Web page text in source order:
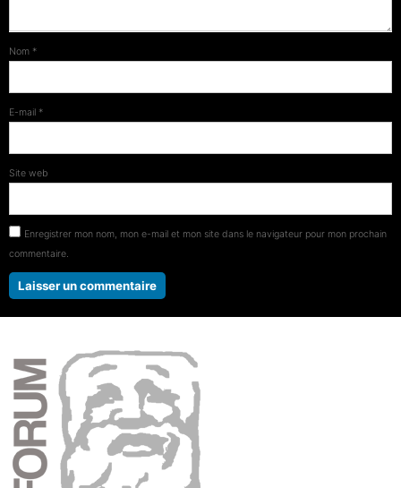
Nom *
E-mail *
Site web
Enregistrer mon nom, mon e-mail et mon site dans le navigateur pour mon prochain
commentaire.